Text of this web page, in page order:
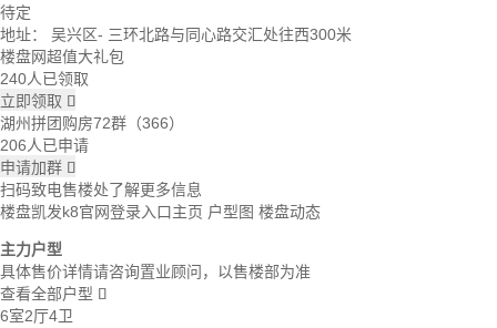
待定
地址：
吴兴区- 三环北路与同心路交汇处往西300米
楼盘网超值大礼包
240人已领取
立即领取 
湖州拼团购房72群（366）
206人已申请
申请加群 
扫码致电售楼处了解更多信息
楼盘凯发k8官网登录入口主页 户型图 楼盘动态
主力户型
具体售价详情请咨询置业顾问，以售楼部为准
查看全部户型 
6室2厅4卫